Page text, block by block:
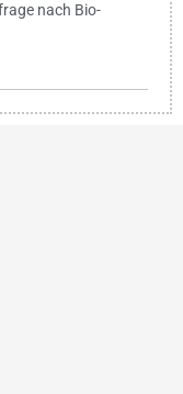
nach Bio-